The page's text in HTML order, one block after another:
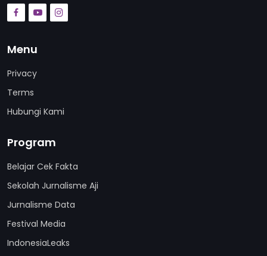
Menu
Privacy
Terms
Hubungi Kami
Program
Belajar Cek Fakta
Sekolah Jurnalisme Aji
Jurnalisme Data
Festival Media
IndonesiaLeaks